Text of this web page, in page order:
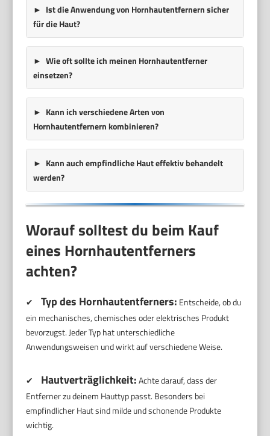
Ist die Anwendung von Hornhautentfernern sicher
für die Haut?
Wie oft sollte ich meinen Hornhautentferner
einsetzen?
Kann ich verschiedene Arten von
Hornhautentfernern kombinieren?
Kann auch empfindliche Haut effektiv behandelt
werden?
Worauf solltest du beim Kauf
eines Hornhautentferners
achten?
✔ Typ des Hornhautentferners: Entscheide, ob du
ein mechanisches, chemisches oder elektrisches Produkt
bevorzugst. Jeder Typ hat unterschiedliche
Anwendungsweisen und wirkt auf verschiedene Weise.
✔ Hautverträglichkeit:Achte darauf, dass der
Entferner zu deinem Hauttyp passt. Besonders bei
empfindlicher Haut sind milde und schonende Produkte
wichtig.